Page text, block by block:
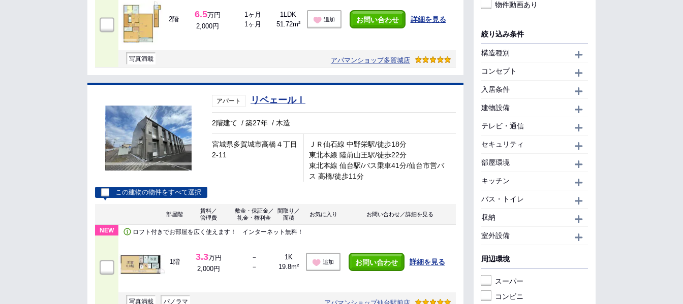
2階 6.5万円
2,000円
1ヶ月
1ヶ月
1LDK
51.72m²
追加 お問い合わせ 詳細を見る
写真満載 アパマンショップ多賀城店
アパート リベェールⅠ
2階建て /築27年 / 木造
宮城県多賀城市高橋４丁目
2-11
ＪＲ仙石線 中野栄駅/徒歩18分
東北本線 陸前山王駅/徒歩22分
東北本線 仙台駅/バス乗車41分/仙台市営バ
ス 高橋/徒歩11分
この建物の物件をすべて選択
部屋階
賃料／
管理費
敷金・保証金／
礼金・権利金
間取り／
面積
お気に入り お問い合わせ／詳細を見る
NEW ロフト付きでお部屋を広く使えます！ インターネット無料！
1階 3.3万円
2,000円
－
－
1K
19.8m²
追加 お問い合わせ 詳細を見る
写真満載 パノラマ
物件動画あり
絞り込み条件
構造種別
コンセプト
入居条件
建物設備
テレビ・通信
セキュリティ
部屋環境
キッチン
バス・トイレ
収納
室外設備
周辺環境
スーパー
コンビニ